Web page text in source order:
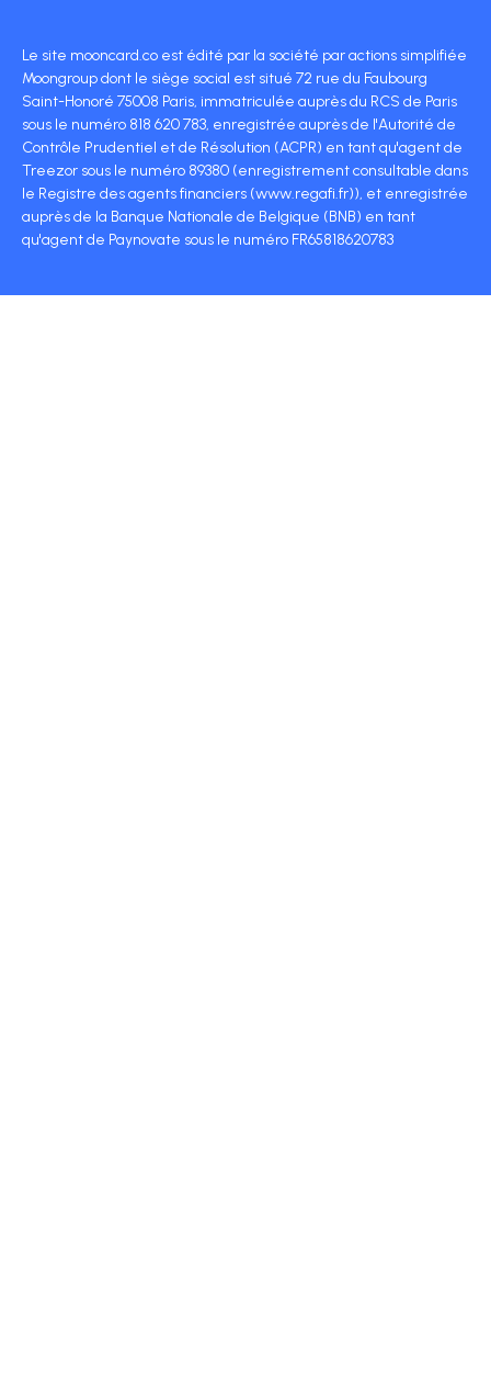
Le site mooncard.co est édité par la société par actions simplifiée
Moongroup dont le siège social est situé 72 rue du Faubourg
Saint-Honoré 75008 Paris, immatriculée auprès du RCS de Paris
sous le numéro 818 620 783, enregistrée auprès de l'Autorité de
Contrôle Prudentiel et de Résolution (ACPR) en tant qu'agent de
Treezor sous le numéro 89380 (enregistrement consultable dans
le Registre des agents financiers (www.regafi.fr)), et enregistrée
auprès de la Banque Nationale de Belgique (BNB) en tant
qu'agent de Paynovate sous le numéro FR65818620783